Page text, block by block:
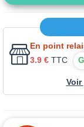
En point
3.9 € TTC